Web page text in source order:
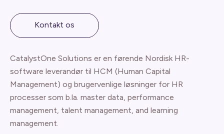
Kontakt os
CatalystOne Solutions er en førende Nordisk HR-
software leverandør til HCM (Human Capital
Management) og brugervenlige løsninger for HR
processer som b.la. master data, performance
management, talent management, and learning
management.